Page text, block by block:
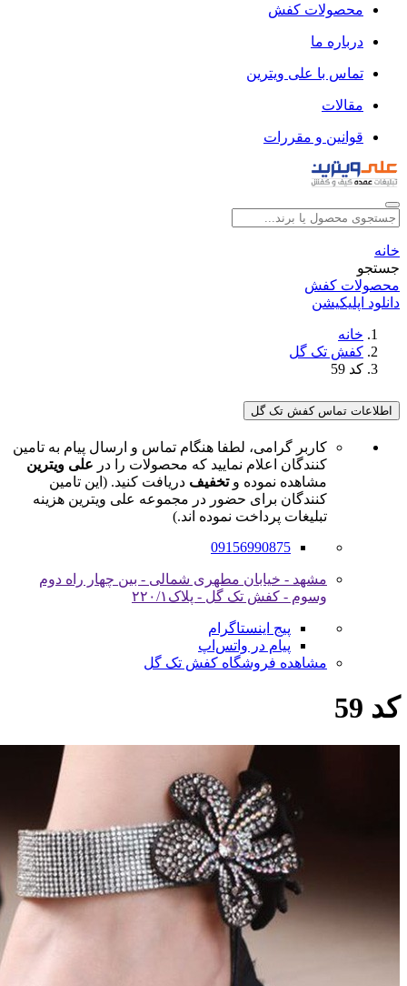
محصولات کفش
درباره ما
تماس با علی ویترین
مقالات
قوانین و مقررات
خانه
جستجو
محصولات کفش
دانلود اپلیکیشن
خانه
کفش تک گل
کد 59
اطلاعات تماس کفش تک گل
کاربر گرامی، لطفا هنگام تماس و ارسال پیام به تامین
کنندگان اعلام نمایید که محصولات را در علی ویترین
مشاهده نموده وتخفیف دریافت کنید. (این تامین
کنندگان برای حضور در مجموعه علی ویترین هزینه
تبلیغات پرداخت نموده اند.)
09156990875
مشهد - خیابان مطهری شمالی - بین چهار راه دوم
وسوم - کفش تک گل - پلاک۲۲۰/۱
پیج اینستاگرام
پیام در واتس‌اپ
مشاهده فروشگاه کفش تک گل
کد 59